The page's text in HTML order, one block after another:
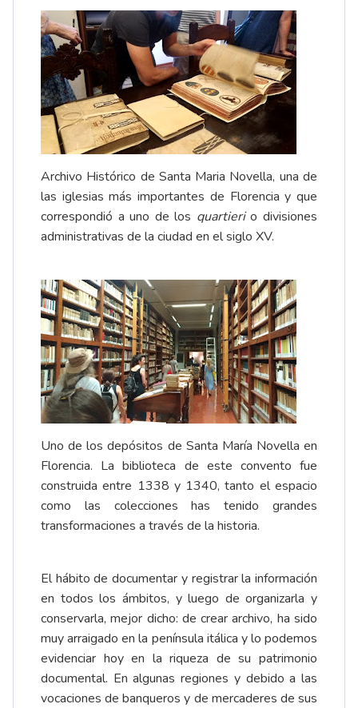
Archivo Histórico de Santa Maria Novella, una de
las iglesias más importantes de Florencia y que
correspondió a uno de los quartierio divisiones
administrativas de la ciudad en el siglo XV.
Uno de los depósitos de Santa María Novella en
Florencia. La biblioteca de este convento fue
construida entre 1338 y 1340, tanto el espacio
como las colecciones has tenido grandes
transformaciones a través de la historia.
El hábito de documentar y registrar la información
en todos los ámbitos, y luego de organizarla y
conservarla, mejor dicho: de crear archivo, ha sido
muy arraigado en la península itálica y lo podemos
evidenciar hoy en la riqueza de su patrimonio
documental. En algunas regiones y debido a las
vocaciones de banqueros y de mercaderes de sus